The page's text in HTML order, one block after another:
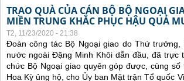
TRAO QUÀ CỦA CÁN BỘ BỘ NGOẠI
MIỀN TRUNG KHẮC PHỤC HẬU QUẢ
T2, 11/23/2020 - 21:38
Đoàn công tác Bộ Ngoại giao do Thứ
nước ngoài Đặng Minh Khôi dẫn đầu, đã
chức Bộ Ngoại giao quyên góp được, cùng
Hoa Kỳ ủng hộ, cho Ủy ban Mặt trận Tổ quốc